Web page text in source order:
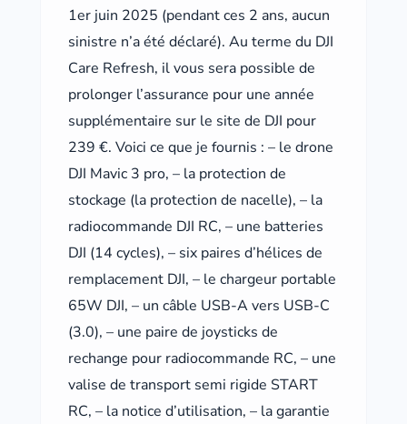
1er juin 2025 (pendant ces 2 ans, aucun
sinistre n’a été déclaré). Au terme du DJI
Care Refresh, il vous sera possible de
prolonger l’assurance pour une année
supplémentaire sur le site de DJI pour
239 €. Voici ce que je fournis : – le drone
DJI Mavic 3 pro, – la protection de
stockage (la protection de nacelle), – la
radiocommande DJI RC, – une batteries
DJI (14 cycles), – six paires d’hélices de
remplacement DJI, – le chargeur portable
65W DJI, – un câble USB-A vers USB-C
(3.0), – une paire de joysticks de
rechange pour radiocommande RC, – une
valise de transport semi rigide START
RC, – la notice d’utilisation, – la garantie